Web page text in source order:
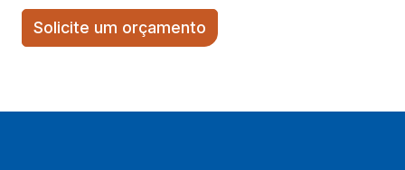
Solicite um orçamento